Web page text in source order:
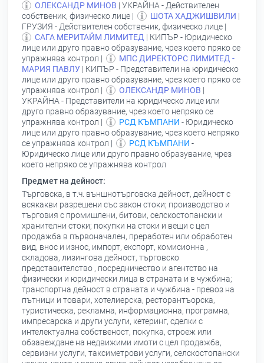
ОЛЕКСАНДР МИНОВ | УКРАЙНА - Действителен
собственик, физическо лице |
ШОТА ХАДЖИШВИЛИ |
ГРУЗИЯ - Действителен собственик, физическо лице |
САГА МЕРИТАЙМ ЛИМИТЕД | КИПЪР - Юридическо
лице или друго правно образувание, чрез което пряко се
упражнява контрол |
МПС ДИРЕКТОРС ЛИМИТЕД -
МАРИЯ ПАВЛУ | КИПЪР - Представители на юридическо
лице или друго правно образувание, чрез което пряко се
упражнява контрол |
ОЛЕКСАНДР МИНОВ |
УКРАЙНА - Представители на юридическо лице или
друго правно образувание, чрез което непряко се
упражнява контрол |
РСД КЪМПАНИ - Юридическо
лице или друго правно образувание, чрез което непряко
се упражнява контрол |
РСД КЪМПАНИ -
Юридическо лице или друго правно образувание, чрез
което непряко се упражнява контрол
Предмет на дейност:
Търговска, в т.ч. външнотърговска дейност, дейност с
всякакви разрешени със закон стоки; производство и
търговия с промишлени, битови, селскостопански и
хранителни стоки; покупки на стоки и вещи с цел
продажба в първоначален, преработен или обработен
вид, внос и износ, импорт, експорт, комисионна ,
складова, лизингова дейност, търговско
представителство , посредничество и агентство на
физически и юридически лица в страната и в чужбина;
транспортна дейност в страната и чужбина - превоз на
пътници и товари, хотелиерска, ресторантъорска,
туристическа, рекламна, информационна, програмна,
импресарска и други услуги, кетеринг, сделки с
интелектуална собственост, покупка, строеж или
обзавеждане на недвижими имоти с цел продажба,
сервизни услуги, таксиметрови услуги, селскостопански